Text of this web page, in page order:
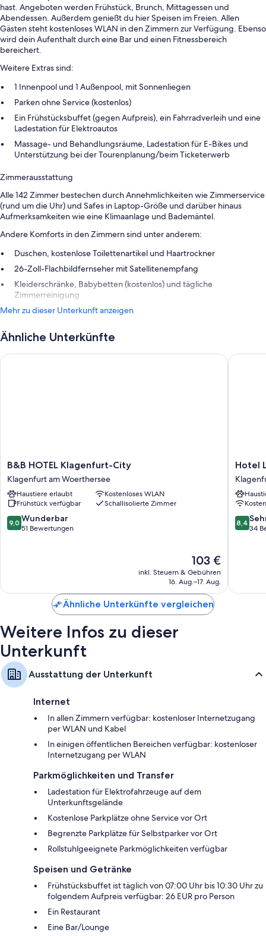
hast. Angeboten werden Frühstück, Brunch, Mittagessen und
Abendessen. Außerdem genießt du hier Speisen im Freien. Allen
Gästen steht kostenloses WLAN in den Zimmern zur Verfügung. Ebenso
wird dein Aufenthalt durch eine Bar und einen Fitnessbereich
bereichert.
Weitere Extras sind:
1 Innenpool und 1 Außenpool, mit Sonnenliegen
Parken ohne Service (kostenlos)
Ein Frühstücksbuffet (gegen Aufpreis), ein Fahrradverleih und eine
Ladestation für Elektroautos
Massage- und Behandlungsräume, Ladestation für E-Bikes und
Unterstützung bei der Tourenplanung/beim Ticketerwerb
Zimmerausstattung
Alle 142 Zimmer bestechen durch Annehmlichkeiten wie Zimmerservice
(rund um die Uhr) und Safes in Laptop-Größe und darüber hinaus
Aufmerksamkeiten wie eine Klimaanlage und Bademäntel.
Andere Komforts in den Zimmern sind unter anderem:
Duschen, kostenlose Toilettenartikel und Haartrockner
26-Zoll-Flachbildfernseher mit Satellitenempfang
Kleiderschränke, Babybetten (kostenlos) und tägliche
Zimmerreinigung
Mehr zu dieser Unterkunft anzeigen
Ähnliche Unterkünfte
B&B
HOTEL
Klagenfurt-
City
Klagenfurt
am
Woerthersee
B&B HOTEL Klagenfurt-City
Klagenfurt am Woerthersee
Haustiere erlaubt
Kostenloses WLAN
Frühstück verfügbar
Schallisolierte Zimmer
9.0
von
9,0 Wunderbar
51 Bewertungen
Der
Preis
beträgt
103 €
inkl. Steuern & Gebühren
16. Aug.–17. Aug.
B&B HOTEL Klagenfurt-City
Hotel
am
Hotel
8.4
von
8,4
34
Hotel
Ähnliche Unterkünfte vergleichen
Weitere Infos zu dieser
Unterkunft
Ausstattung der Unterkunft
Internet
In allen Zimmern verfügbar: kostenloser Internetzugang
per WLAN und Kabel
In einigen öffentlichen Bereichen verfügbar: kostenloser
Internetzugang per WLAN
Parkmöglichkeiten und Transfer
Ladestation für Elektrofahrzeuge auf dem
Unterkunftsgelände
Kostenlose Parkplätze ohne Service vor Ort
Begrenzte Parkplätze für Selbstparker vor Ort
Rollstuhlgeeignete Parkmöglichkeiten verfügbar
Speisen und Getränke
Frühstücksbuffet ist täglich von 07:00 Uhr bis 10:30 Uhr zu
folgendem Aufpreis verfügbar: 26 EUR pro Person
Ein Restaurant
Eine Bar/Lounge